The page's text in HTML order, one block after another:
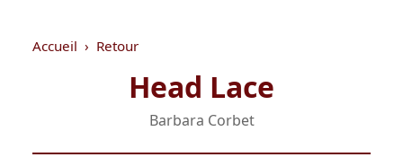
Accueil Retour
Head Lace
Barbara Corbet